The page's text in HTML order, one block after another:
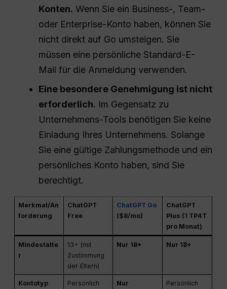
Konten. Wenn Sie ein Business-, Team-
oder Enterprise-Konto haben, können Sie
nicht direkt auf Go umsteigen. Sie
müssen eine persönliche Standard-E-
Mail für die Anmeldung verwenden.
Eine besondere Genehmigung ist nicht
erforderlich. Im Gegensatz zu
Unternehmens-Tools benötigen Sie keine
Einladung Ihres Unternehmens. Solange
Sie eine gültige Zahlungsmethode und ein
persönliches Konto haben, sind Sie
berechtigt.
Merkmal/An
forderung
ChatGPT
Free
ChatGPT Go
($8/mo)
ChatGPT
Plus (1 TP4T
pro Monat)
Mindestalte
r
13+ (mit
Zustimmung
der Eltern)
Nur 18+ Nur 18+
Kontotyp Persönlich
Nur
Persönlich